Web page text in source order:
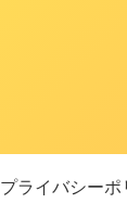
プライバシーポ